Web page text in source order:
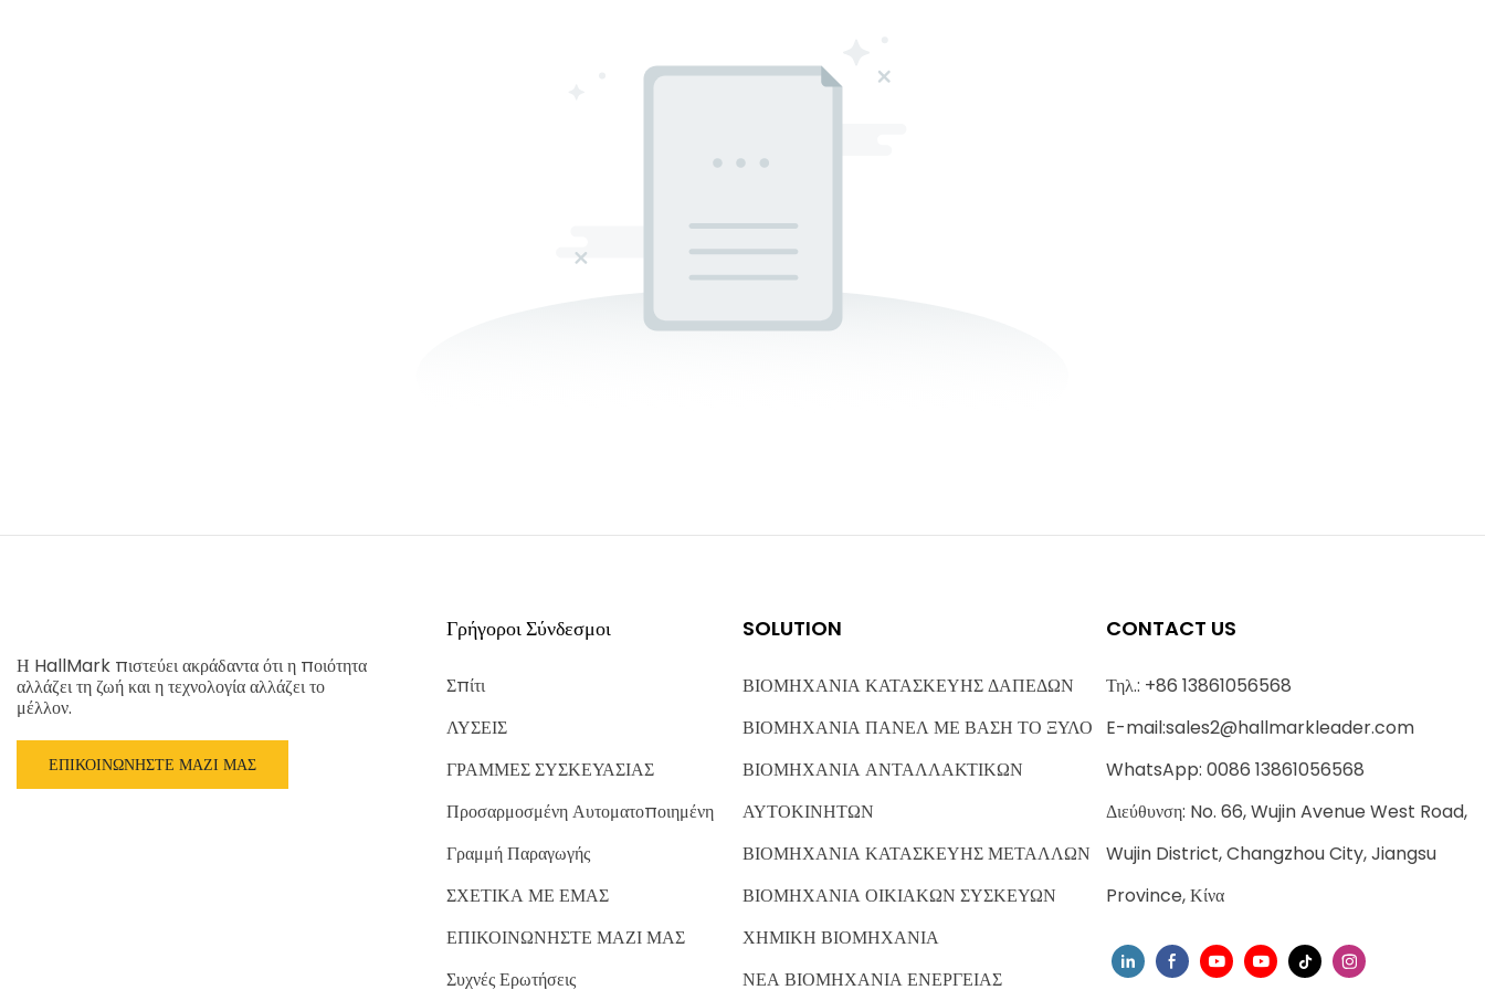
Η HallMark πιστεύει ακράδαντα ότι η ποιότητα
αλλάζει τη ζωή και η τεχνολογία αλλάζει το
μέλλον.
ΕΠΙΚΟΙΝΩΝΉΣΤΕ ΜΑΖΊ ΜΑΣ
Γρήγοροι Σύνδεσμοι
Σπίτι
ΛΥΣΕΙΣ
ΓΡΑΜΜΕΣ ΣΥΣΚΕΥΑΣΙΑΣ
Προσαρμοσμένη Αυτοματοποιημένη
Γραμμή Παραγωγής
ΣΧΕΤΙΚΑ ΜΕ ΕΜΑΣ
ΕΠΙΚΟΙΝΩΝΗΣΤΕ ΜΑΖΙ ΜΑΣ
Συχνές Ερωτήσεις
SOLUTION
ΒΙΟΜΗΧΑΝΙΑ ΚΑΤΑΣΚΕΥΗΣ ΔΑΠΕΔΩΝ
ΒΙΟΜΗΧΑΝΙΑ ΠΑΝΕΛ ΜΕ ΒΑΣΗ ΤΟ ΞΥΛΟ
ΒΙΟΜΗΧΑΝΙΑ ΑΝΤΑΛΛΑΚΤΙΚΩΝ
ΑΥΤΟΚΙΝΗΤΩΝ
ΒΙΟΜΗΧΑΝΙΑ ΚΑΤΑΣΚΕΥΗΣ ΜΕΤΑΛΛΩΝ
ΒΙΟΜΗΧΑΝΙΑ ΟΙΚΙΑΚΩΝ ΣΥΣΚΕΥΩΝ
ΧΗΜΙΚΗ ΒΙΟΜΗΧΑΝΙΑ
ΝΕΑ ΒΙΟΜΗΧΑΝΙΑ ΕΝΕΡΓΕΙΑΣ
CONTACT US
Τηλ.: +86 13861056568
E-mail:sales2@hallmarkleader.com
WhatsApp: 0086 13861056568
Διεύθυνση: No. 66, Wujin Avenue West Road,
Wujin District, Changzhou City, Jiangsu
Province, Κίνα